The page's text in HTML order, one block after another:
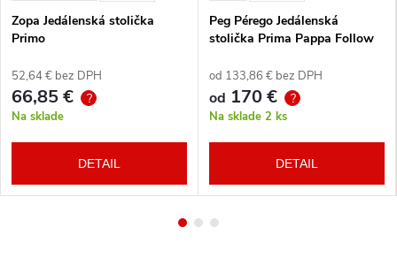
Zopa Jedálenská stolička
Primo
52,64 € bez DPH
66,85 € ?
Na sklade
DETAIL
Peg Pérego Jedálenská
stolička Prima Pappa Follow
od 133,86 € bez DPH
od 170 € ?
Na sklade 2 ks
DETAIL